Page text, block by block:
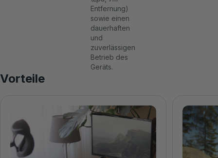
Entfernung)
sowie einen
dauerhaften
und
zuverlässigen
Betrieb des
Geräts.
Vorteile